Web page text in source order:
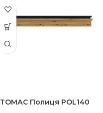
ТОМАС Полиця POL140